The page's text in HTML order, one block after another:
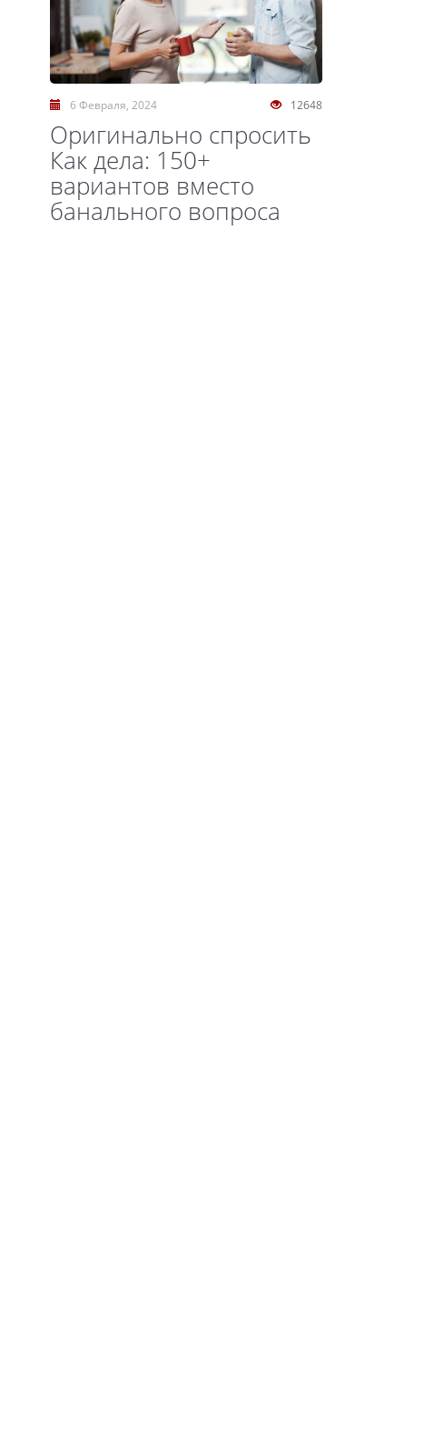
12648
6 Февраля, 2024
Оригинально спросить
Как дела: 150+
вариантов вместо
банального вопроса